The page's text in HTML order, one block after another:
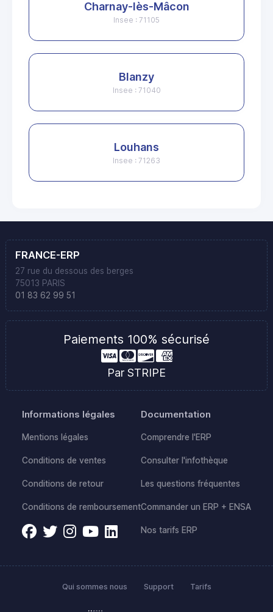
Charnay-lès-Mâcon
Insee : 71105
Blanzy
Insee : 71040
Louhans
Insee : 71263
FRANCE-ERP
27 rue du dessous des berges
75013 PARIS
01 83 62 99 51
Paiements 100% sécurisé
Par STRIPE
Informations légales
Mentions légales
Conditions de ventes
Conditions de retour
Conditions de remboursement
Documentation
Comprendre l'ERP
Consulter l'infothèque
Les questions fréquentes
Commander un ERP + ENSA
Nos tarifs ERP
Qui sommes nous Support Tarifs